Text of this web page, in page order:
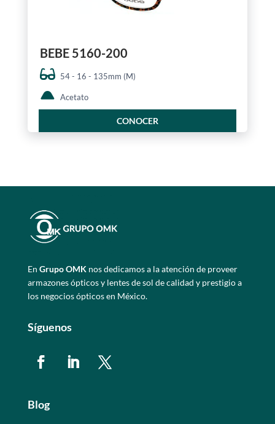
BEBE 5160-200
54 - 16 - 135mm (M)
Acetato
CONOCER
En Grupo OMKnos dedicamos a la atención de proveer
armazones ópticos y lentes de sol de calidad y prestigio a
los negocios ópticos en México.
Síguenos
Blog